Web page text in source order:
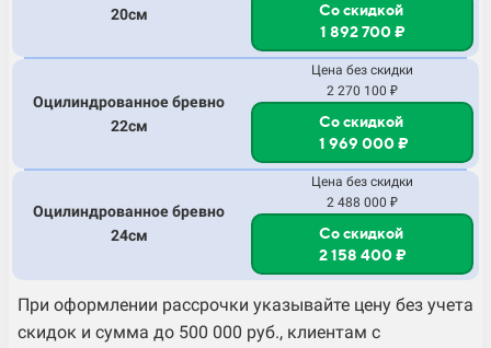
20см
Со скидкой
1 892 700 ₽
Оцилиндрованное бревно
22см
Цена без скидки
2 270 100 ₽
Со скидкой
1 969 000 ₽
Оцилиндрованное бревно
24см
Цена без скидки
2 488 000 ₽
Со скидкой
2 158 400 ₽
При оформлении рассрочки указывайте цену без учета
скидок и сумма до 500 000 руб., клиентам с